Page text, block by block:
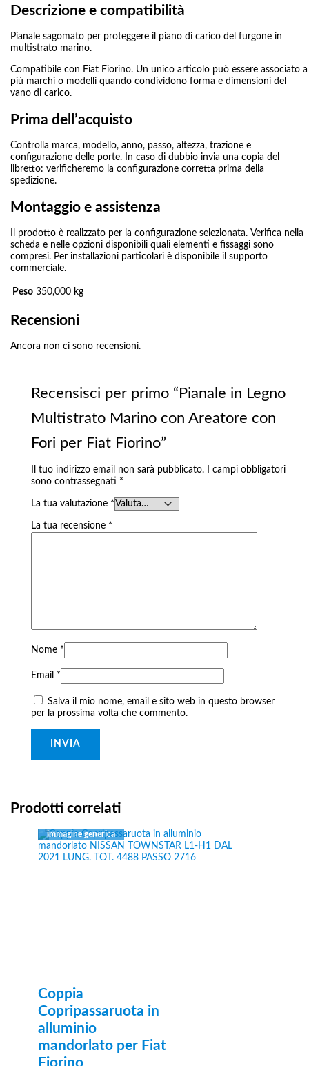
Descrizione e compatibilità
Pianale sagomato per proteggere il piano di carico del furgone in
multistrato marino.
Compatibile con Fiat Fiorino. Un unico articolo può essere associato a
più marchi o modelli quando condividono forma e dimensioni del
vano di carico.
Prima dell’acquisto
Controlla marca, modello, anno, passo, altezza, trazione e
configurazione delle porte. In caso di dubbio invia una copia del
libretto: verificheremo la configurazione corretta prima della
spedizione.
Montaggio e assistenza
Il prodotto è realizzato per la configurazione selezionata. Verifica nella
scheda e nelle opzioni disponibili quali elementi e fissaggi sono
compresi. Per installazioni particolari è disponibile il supporto
commerciale.
Peso 350,000 kg
Recensioni
Ancora non ci sono recensioni.
Recensisci per primo “Pianale in Legno
Multistrato Marino con Areatore con
Fori per Fiat Fiorino”
Il tuo indirizzo email non sarà pubblicato.
I campi obbligatori
sono contrassegnati *
La tua valutazione *
La tua recensione *
Nome *
Email *
Salva il mio nome, email e sito web in questo browser
per la prossima volta che commento.
Prodotti correlati
Coppia
Copripassaruota in
alluminio
mandorlato per Fiat